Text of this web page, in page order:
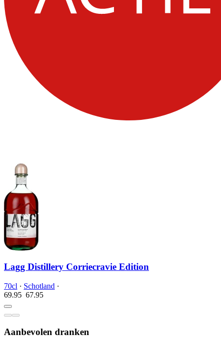
Lagg Distillery Corriecravie Edition
70cl · Schotland ·
69.95 67.95
Aanbevolen dranken